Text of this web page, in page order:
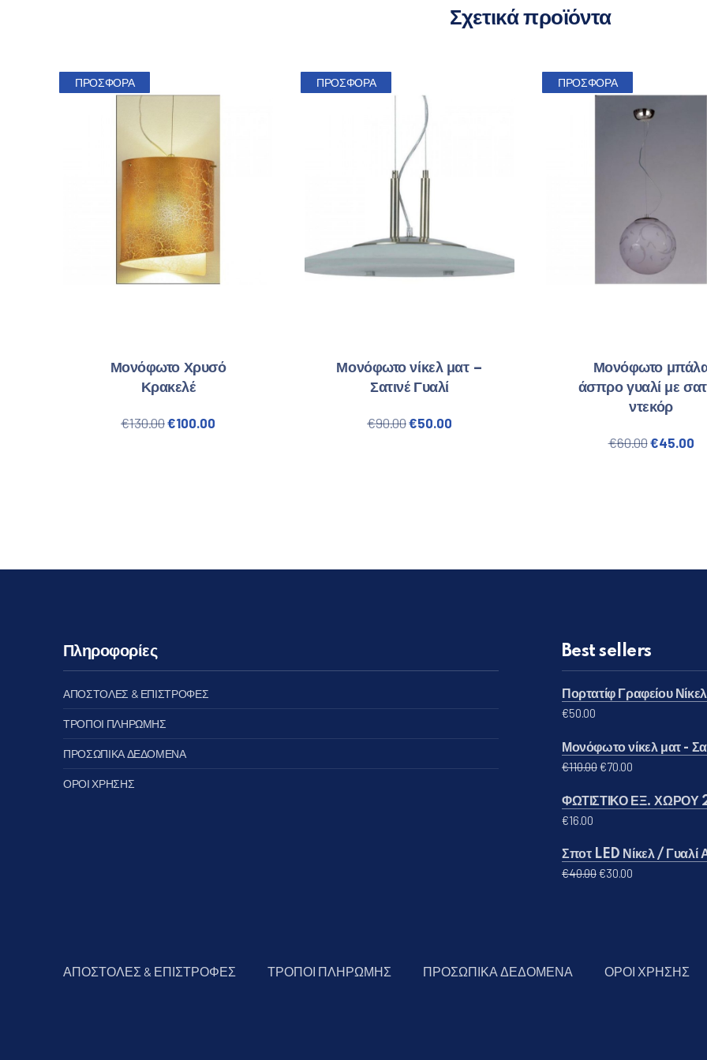
Σχετικά προϊόντα
ΠΡΟΣΦΟΡΆ
Μονόφωτο Χρυσό
Κρακελέ
€130.00Original price was: €130.00.
€100.00 Η τρέχουσα τιμή είναι: €100.00.
ΠΡΟΣΦΟΡΆ
Μονόφωτο νίκελ ματ –
Σατινέ Γυαλί
€90.00Original price was: €90.00.
€50.00
ΠΡΟΣΦΟΡΆ
Μονόφωτο
άσπρο γυαλί με
ντεκόρ
€60.00Original
€45.00Η
Πληροφορίες
ΑΠΟΣΤΟΛΕΣ & ΕΠΙΣΤΡΟΦΕΣ
ΤΡΟΠΟΙ ΠΛΗΡΩΜΗΣ
ΠΡΟΣΩΠΙΚΑ ΔΕΔΟΜΕΝΑ
ΟΡΟΙ ΧΡΗΣΗΣ
Best sellers
Πορτατίφ Γραφείου
€50.00
Μονόφωτο νίκελ ματ -
€110.00Original price was:
€70.00
ΦΩΤΙΣΤΙΚΟ ΕΞ. ΧΩΡΟΥ
€16.00
Σποτ LED Νίκελ / Γυαλί
€40.00Original price was:
€30.00
ΑΠΟΣΤΟΛΕΣ & ΕΠΙΣΤΡΟΦΕΣ ΤΡΟΠΟΙ ΠΛΗΡΩΜΗΣ ΠΡΟΣΩΠΙΚΑ ΔΕΔΟΜΕΝΑ ΟΡΟΙ ΧΡΗΣΗΣ